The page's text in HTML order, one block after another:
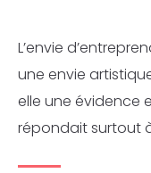
L’envie
une envie
elle une évidence
répondait surtout